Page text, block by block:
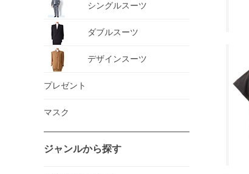
シングルスーツ
ダブルスーツ
デザインスーツ
プレゼント
マスク
ジャンルから探す